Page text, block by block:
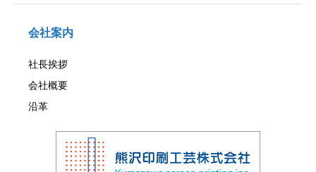
会社案内
社長挨拶
会社概要
沿革